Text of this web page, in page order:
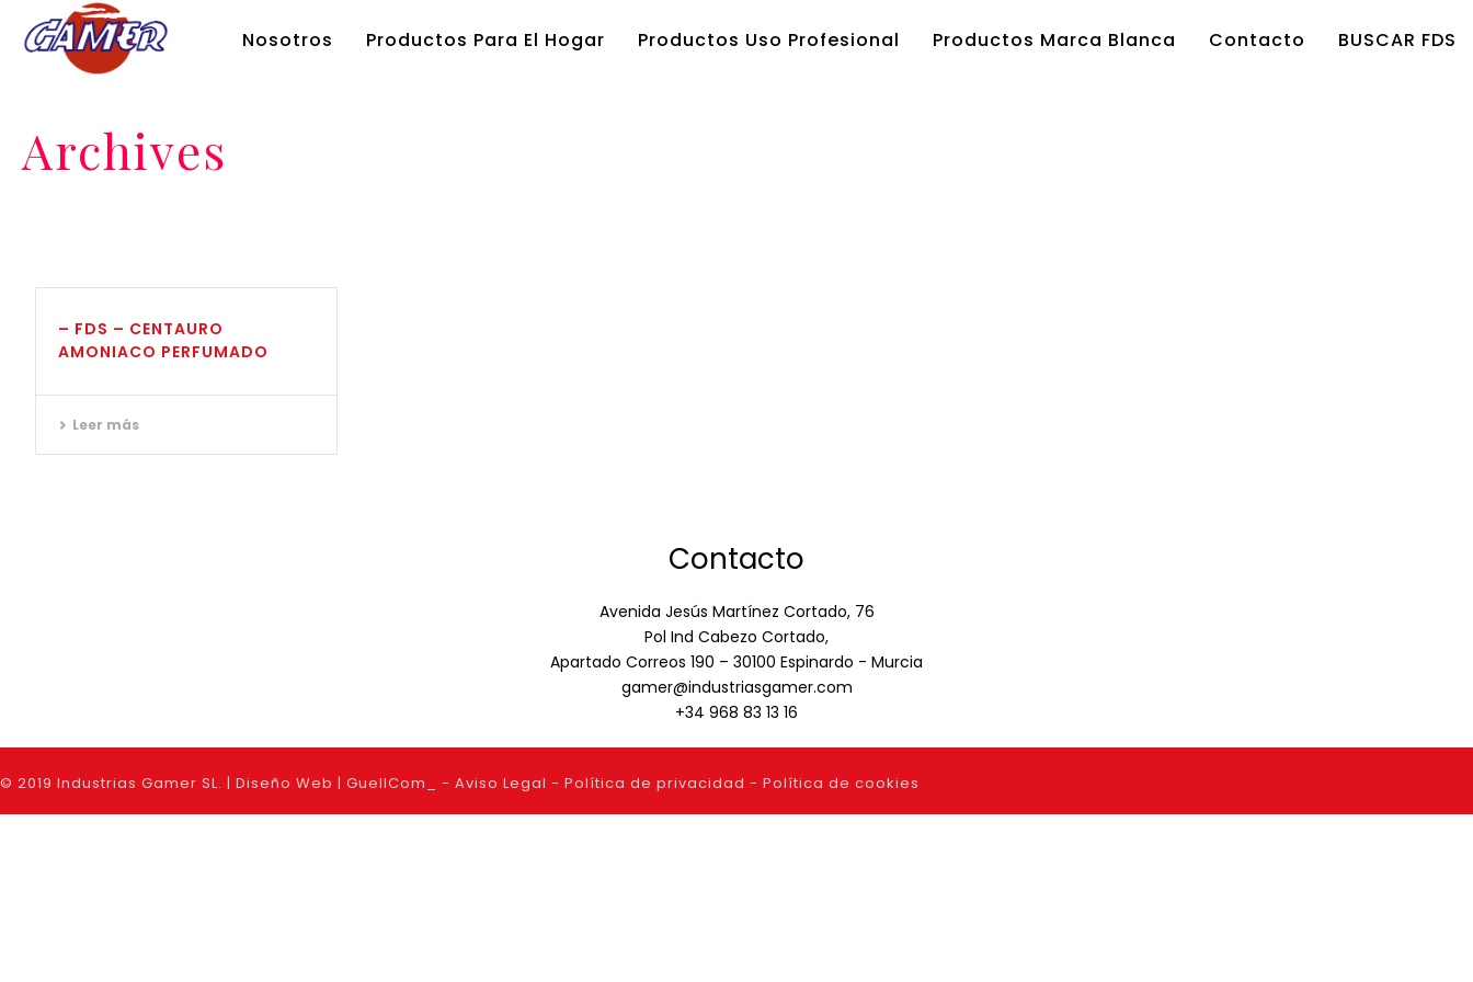
Nosotros Productos Para El Hogar Productos Uso Profesional Productos Marca Blanca Contacto BUSCAR FDS
Archives
– FDS – CENTAURO
AMONIACO PERFUMADO
Leer más
Contacto
Avenida Jesús Martínez Cortado, 76
Pol Ind Cabezo Cortado,
Apartado Correos 190 – 30100 Espinardo - Murcia
gamer@industriasgamer.com
+34 968 83 13 16
© 2019 Industrias Gamer SL. | Diseño Web | GuellCom_ - Aviso Legal - Política de privacidad - Política de cookies